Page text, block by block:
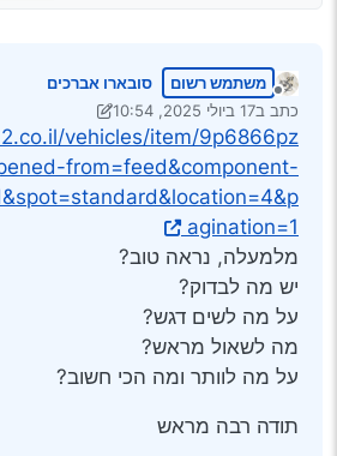
מנותק
משתמש רשום
סובארו אברכים
כתב ב17 ביולי 2025, 10:54
נערך לאחרונה על ידי יוני
vehicles/item/9p6866pz
from=feed&component-
agination=1
מלמעלה, נראה טוב?
יש מה לבדוק?
על מה לשים דגש?
מה לשאול מראש?
על מה לוותר ומה הכי חשוב?
תודה רבה מראש